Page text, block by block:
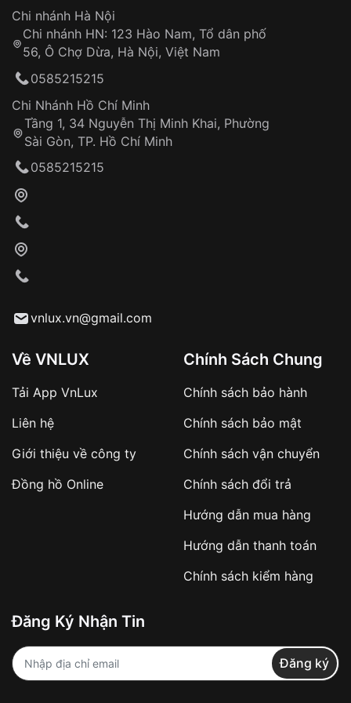
Hotline: 0585 215 215
Từ khóa SEO:
Khách hàng kiểm tra và thanh toán trực tiếp
Từ khóa SEO:
sản phẩm đặc biệt
hàng
Số tiền còn lại thanh toán khi nhận hàng hoặc
✔️ Đảm bảo xử lý đơn hàng nhanh chóng
✔️ Hạn chế tình trạng hủy đơn không mong
Từ khóa SEO:
Đảm bảo quyền lợi khách hàng
Đồng hành cùng khách hàng trong suốt quá
trình sử dụng
Chi nhánh Hà Nội
Chi nhánh HN: 123 Hào Nam, Tổ dân phố
56, Ô Chợ Dừa, Hà Nội, Việt Nam
0585215215
Chi Nhánh Hồ Chí Minh
Tầng 1, 34 Nguyễn Thị Minh Khai, Phường
Sài Gòn, TP. Hồ Chí Minh
0585215215
vnlux.vn@gmail.com
Về VNLUX
Tải App VnLux
Liên hệ
Giới thiệu về công ty
Đồng hồ Online
Chính Sách Chung
Chính sách bảo hành
Chính sách bảo mật
Chính sách vận chuyển
Chính sách đổi trả
Hướng dẫn mua hàng
Hướng dẫn thanh toán
Chính sách kiểm hàng
Đăng Ký Nhận Tin
Đăng ký